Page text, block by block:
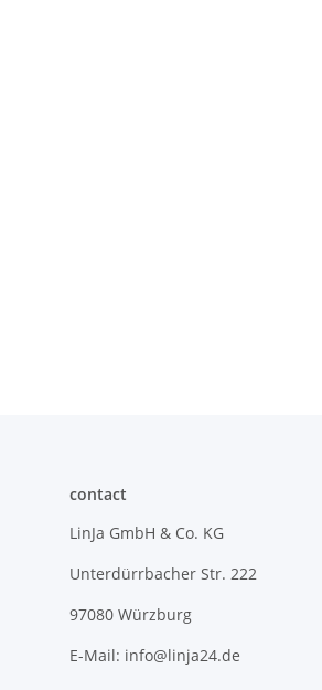
contact
LinJa GmbH & Co. KG
Unterdürrbacher Str. 222
97080 Würzburg
E-Mail: info@linja24.de